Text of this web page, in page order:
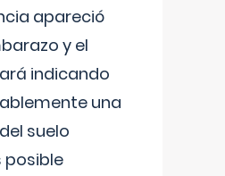
apareció
y el
indicando
una
suelo
posible